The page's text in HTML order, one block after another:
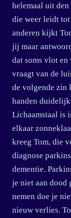
helemaal uit den
die weer leidt
anderen kijkt
jij maar
dat soms vlot
vraagt van de
de volgende zin
handen
Lichaamstaal is
elkaar
kreeg Tom, die
diagnose
dementie.
je niet aan dood
nemen doe je
nieuw verlies.